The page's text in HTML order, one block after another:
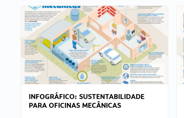
INFOGRÁFICO: SUSTENTABILIDADE
PARA OFICINAS MECÂNICAS